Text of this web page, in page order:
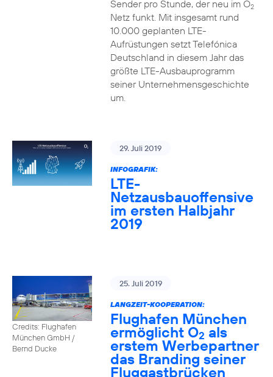
Sender pro Stunde, der neu im O2
Netz funkt. Mit insgesamt rund
10.000 geplanten LTE-
Aufrüstungen setzt Telefónica
Deutschland in diesem Jahr das
größte LTE-Ausbauprogramm
seiner Unternehmensgeschichte
um.
29. Juli 2019
INFOGRAFIK:
LTE-
Netzausbauoffensive
im ersten Halbjahr
2019
Credits: Flughafen
München GmbH /
Bernd Ducke
25. Juli 2019
LANGZEIT-KOOPERATION:
Flughafen München
ermöglicht O2 als
erstem Werbepartner
das Branding seiner
Fluggastbrücken